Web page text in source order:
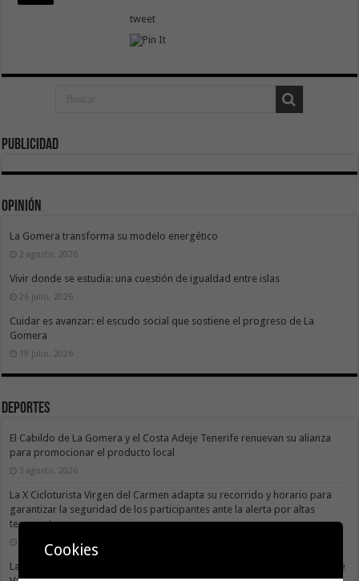
tweet
Publicidad
Opinión
La Gomera transforma su modelo energético
2 agosto, 2026
Vivir donde se estudia: una cuestión de igualdad entre islas
26 julio, 2026
Cuidar es avanzar: el escudo social que sostiene el progreso de La
Gomera
19 julio, 2026
Deportes
El Cabildo de La Gomera y el Costa Adeje Tenerife renuevan su alianza
para promocionar el producto local
3 agosto, 2026
La X Cicloturista Virgen del Carmen adapta su recorrido y horario para
garantizar la seguridad de los participantes ante la alerta por altas
temperaturas
31 julio, 2026
La X Cicloturista Virgen del Carmen recorrerá este sábado los paisajes de
Cookies